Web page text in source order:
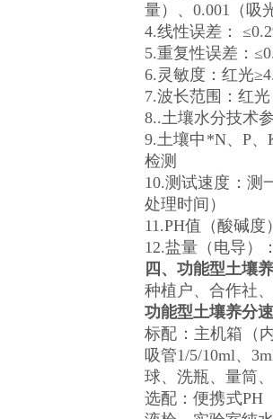
量）、0.001（吸
4.线性误差：
5.重复性误差：
6.灵敏度：红光
7.波长范围：红光
8..土壤水分技术
9.土壤中*N、P
检测
10.测试速度：测
处理时间）
11.PH值（酸碱
12.盐量（电导）
四、 功能型土壤
种植户、合作社
功能型土壤养分
标配：主机箱（
吸管1/5/10ml、
球、洗瓶、量筒
选配：便携式PH